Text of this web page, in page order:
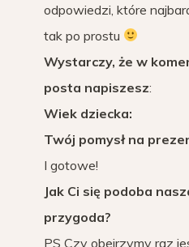
odpowiedzi, które
tak po prostu
Wystarczy, że w
posta napiszesz:
Wiek dziecka:
Twój pomysł na
I gotowe!
Jak Ci się podoba
przygoda?
PS Czy obejrzymy raz